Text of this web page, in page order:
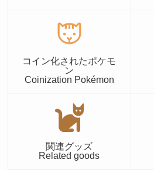
コイン化されたポケモ
ン
Coinization Pokémon
関連グッズ
Related goods